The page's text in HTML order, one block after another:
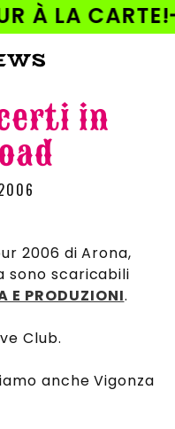
À LA CARTE!
in
2006 di Arona,
sono scaricabili
E PRODUZIONI.
Club.
anche Vigonza